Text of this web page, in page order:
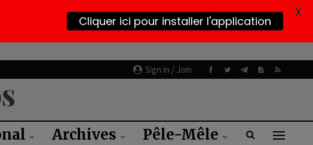
Sign in / Join
Archives Pêle-Mêle
Cliquer ici pour installer l'application X